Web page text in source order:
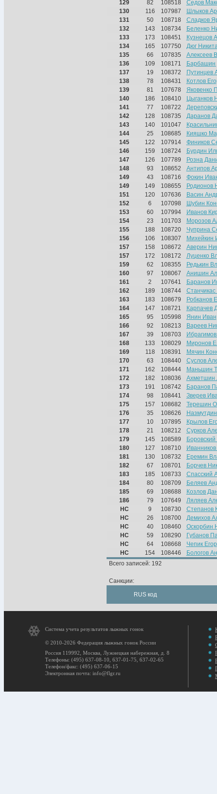
129 82 108518
Седов
130
116 107987
Шлыков
131
50 108718
Сладков
132
143 108734
Беленко
133
173 108451
Кузнецов
134
165 107750
Дюг
135
66 107835
Алексеев
136
109 108171
Барбашин
137
19 108372
Путинцев
138
78 108431
Котлов
139
81 107678
Яковенко
140
186 108410
Цыганков
141
77 108722
142
128 108735
Даранов
143
140 101047
144
25 108685
Кияшко
145
122 107914
Фиников
146
159 108724
Бурдин
147
126 107789
Розна
148
93 108652
Антипов
149
43 108716
Фокин
149
149 108655
Родионов
151
120 107636
Васин
152
6 107098
Шубин
153
60 107994
Иванов
154
23 101703
Морозов
155
188 108720
Чуприна
156
106 108307
Михейкин
157
158 108672
Аверин
157
172 108172
Луценко
159
62 108355
Редькин
160
97 108067
Анишин
161
2 107641
Баранов
162
189 108744
Станчикас
163
183 108679
Робканов
164
147 108721
Карпачев
165
95 105998
Янин Иван
166
92 108213
Вареев
167
39 108703
168
133 108029
Миронов
169
118 108391
Мячин
170
63 108440
Суслов
171
162 108444
Маньшин
172
182 108036
Ахметшин
173
191 108742
Баранов
174
98 108441
Зверев
175
157 108682
Терешин
176
35 108626
177
10 107895
Крылов
178
21 108212
Сурков
179
145 108589
180
127 108710
181
130 108732
Еремин
182
67 108701
Борчев
183
185 108733
Спасский
184
80 108709
Беляев
185
69 108688
Козлов
186
79 107649
Ляляев
НС
9 108730
Степанов
НС
26 108700
Демихов
НС
40 108460
Оскорбин
НС
59 108290
Губанов
НС
64 108668
Чепик Егор
НС
154 108446
Бологов
Всего записей: 192
Санкции:
RUS код
Система учета результатов лыжных гонок
© 2010-2026 Федерация лыжных гонок России
Россия 119992, Москва, Лужнецкая набережная, д. 8
Телефоны: (495) 637-08-10, 637-01-75, 637-02-65
Телефон/факс: (495) 637-06-15
Электронная почта: info@flgr.ru